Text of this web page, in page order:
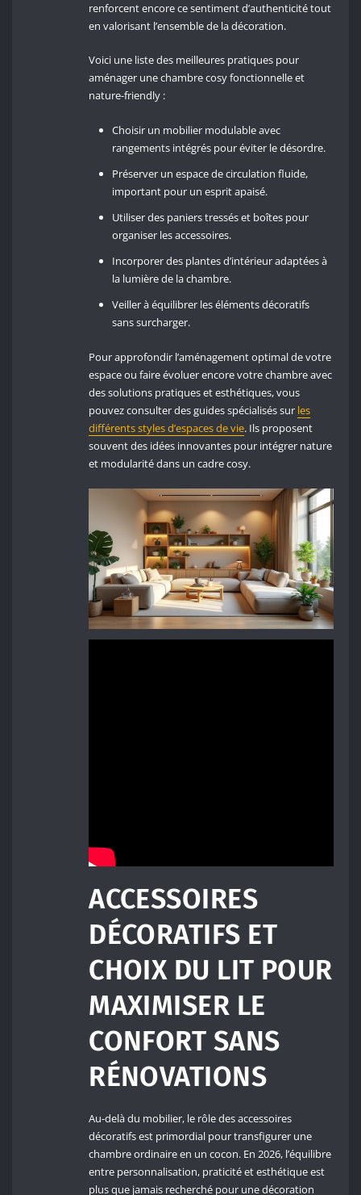
renforcent encore ce sentiment d’authenticité tout
en valorisant l’ensemble de la décoration.
Voici une liste des meilleures pratiques pour
aménager une chambre cosy fonctionnelle et
nature-friendly :
Choisir un mobilier modulable avec
rangements intégrés pour éviter le désordre.
Préserver un espace de circulation fluide,
important pour un esprit apaisé.
Utiliser des paniers tressés et boîtes pour
organiser les accessoires.
Incorporer des plantes d’intérieur adaptées à
la lumière de la chambre.
Veiller à équilibrer les éléments décoratifs
sans surcharger.
Pour approfondir l’aménagement optimal de votre
espace ou faire évoluer encore votre chambre avec
des solutions pratiques et esthétiques, vous
pouvez consulter des guides spécialisés sur les
différents styles d’espaces de vie. Ils proposent
souvent des idées innovantes pour intégrer nature
et modularité dans un cadre cosy.
ACCESSOIRES
DÉCORATIFS ET
CHOIX DU LIT POUR
MAXIMISER LE
CONFORT SANS
RÉNOVATIONS
Au-delà du mobilier, le rôle des accessoires
décoratifs est primordial pour transfigurer une
chambre ordinaire en un cocon. En 2026, l’équilibre
entre personnalisation, praticité et esthétique est
plus que jamais recherché pour une décoration